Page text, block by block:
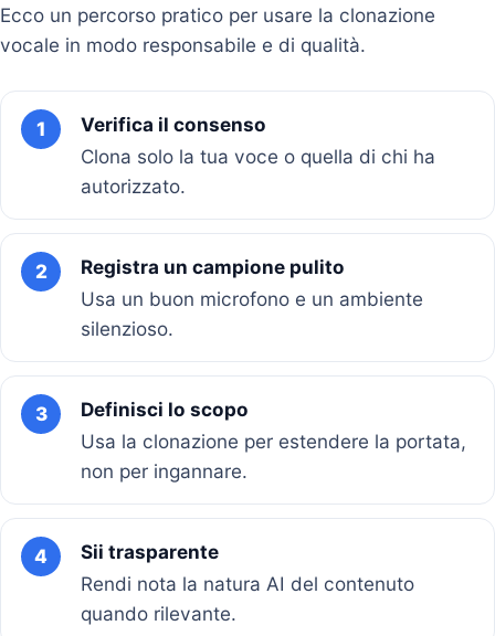
Ecco un percorso pratico per usare la clonazione
vocale in modo responsabile e di qualità.
1
Verifica il consenso
Clona solo la tua voce o quella di chi ha
autorizzato.
2
Registra un campione pulito
Usa un buon microfono e un ambiente
silenzioso.
3
Definisci lo scopo
Usa la clonazione per estendere la portata,
non per ingannare.
4
Sii trasparente
Rendi nota la natura AI del contenuto
quando rilevante.